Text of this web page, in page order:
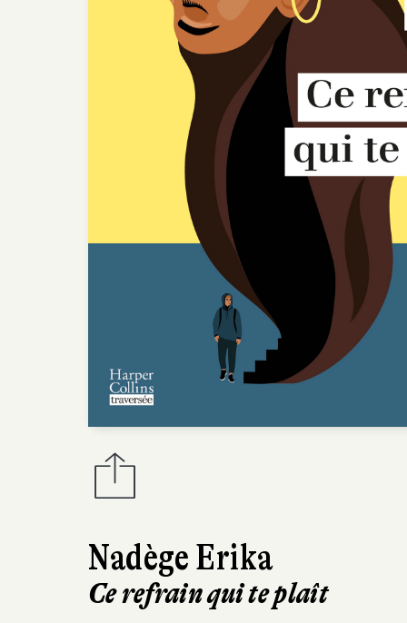
Nadège Erika
Ce refrain qui te plaît